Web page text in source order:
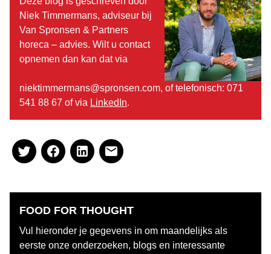
Niek Timmermans, adviseur bij
Van Spronsen & Partners
horeca – advies. Wilt u contact
opnemen dan kan dat via
niektimmermans@spronsen.com, of telefonisch: 071
541 88 67 of via LinkedIn.
FOOD FOR THOUGHT
Vul hieronder je gegevens in om maandelijks als
eerste onze onderzoeken, blogs en interessante